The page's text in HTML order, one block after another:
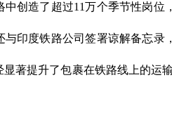
创造了超过11万个季节性岗位
印度铁路公司签署谅解备忘
著提升了包裹在铁路线上的运